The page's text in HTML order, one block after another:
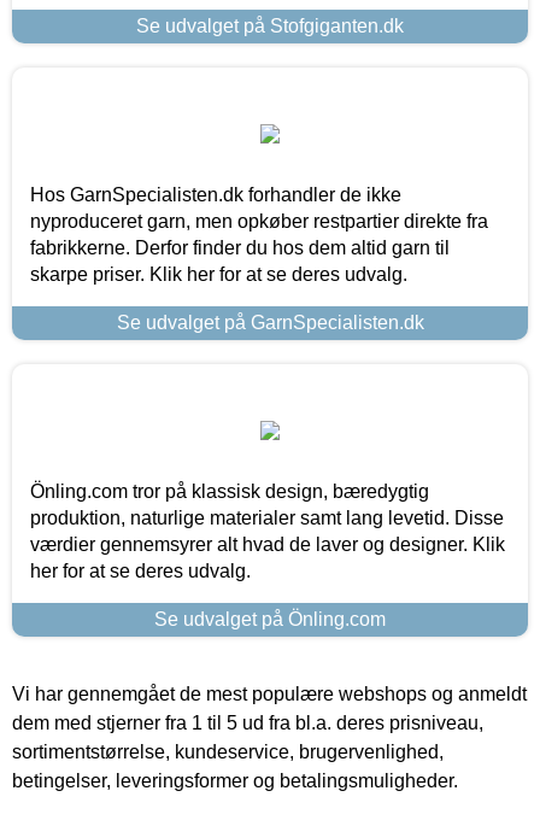
Se udvalget på Stofgiganten.dk
Hos GarnSpecialisten.dk forhandler de ikke
nyproduceret garn, men opkøber restpartier direkte fra
fabrikkerne. Derfor finder du hos dem altid garn til
skarpe priser. Klik her for at se deres udvalg.
Se udvalget på GarnSpecialisten.dk
Önling.com tror på klassisk design, bæredygtig
produktion, naturlige materialer samt lang levetid. Disse
værdier gennemsyrer alt hvad de laver og designer. Klik
her for at se deres udvalg.
Se udvalget på Önling.com
Vi har gennemgået de mest populære webshops og anmeldt
dem med stjerner fra 1 til 5 ud fra bl.a. deres prisniveau,
sortimentstørrelse, kundeservice, brugervenlighed,
betingelser, leveringsformer og betalingsmuligheder.